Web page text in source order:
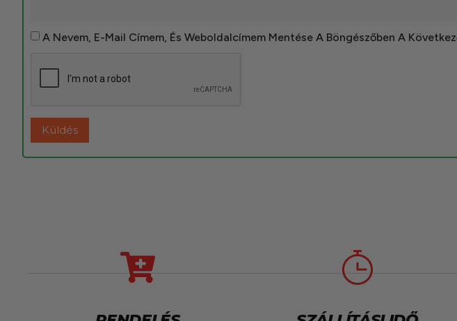
A Nevem, E-Mail Címem, És Weboldalcímem Mentése A Böngészőben A